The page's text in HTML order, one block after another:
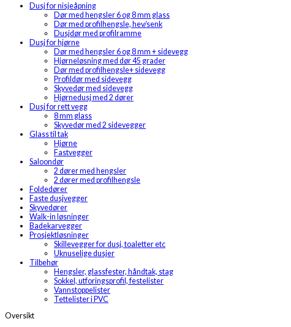
Dusj for nisjeåpning
Dør med hengsler 6 og 8 mm glass
Dør med profilhengsle, hev/senk
Dusjdør med profilramme
Dusj for hjørne
Dør med hengsler 6 og 8 mm + sidevegg
Hjørneløsning med dør 45 grader
Dør med profilhengsle+ sidevegg
Profildør med sidevegg
Skyvedør med sidevegg
Hjørnedusj med 2 dører
Dusj for rett vegg
8 mm glass
Skyvedør med 2 sidevegger
Glass til tak
Hjørne
Fastvegger
Saloondør
2 dører med hengsler
2 dører med profilhengsle
Foldedører
Faste dusjvegger
Skyvedører
Walk-in løsninger
Badekarvegger
Prosjektløsninger
Skillevegger for dusj, toaletter etc
Uknuselige dusjer
Tilbehør
Hengsler, glassfester, håndtak, stag
Sokkel, utforingsprofil, festelister
Vannstoppelister
Tettelister i PVC
Oversikt